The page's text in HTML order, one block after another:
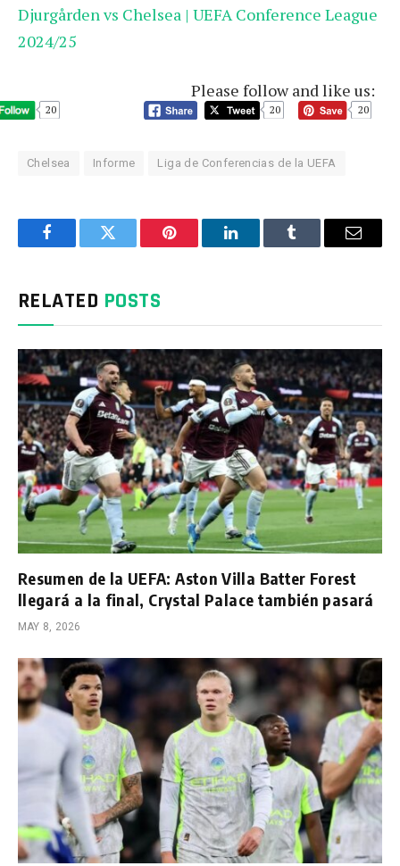
Djurgården vs Chelsea | UEFA Conference League
2024/25
Please follow and like us:
20 20 20
Chelsea Informe Liga de Conferencias de la UEFA
FacebookTwitter Pinterest LinkedInTumblr Email
RELATED POSTS
Resumen de la UEFA: Aston Villa Batter Forest
llegará a la final, Crystal Palace también pasará
MAY 8, 2026